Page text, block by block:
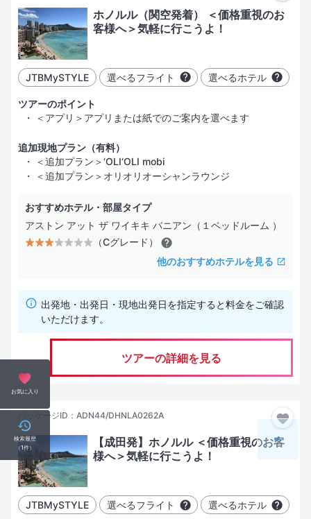
ホノルル（関空発着） ＜価格重視のお
客様へ＞気軽に行こうよ！
JTBMySTYLE 選べるフライト 選べるホテル
ツアーのポイント
＜アプリ＞アプリまたは紙でのご案内を選べます
追加現地プラン（有料）
＜追加プラン＞‘OLI‘OLI mobi
＜追加プラン＞オリオリオーシャンラウンジ
おすすめホテル・部屋タイプ
アストン アット ザ ワイキキ バニアン（１ベッドルーム ）
（Cグレード）
他のおすすめホテルを見る
出発地・出発日・現地出発日を指定すると料金をご確認
いただけます。
ツアーの詳細を見る
パッケージID：ADN44/DHNLA0262A
【成田発】ホノルル ＜価格重視のお客
様へ＞気軽に行こうよ！
JTBMySTYLE 選べるフライト 選べるホテル
お気に入り
検索履歴
（1件）